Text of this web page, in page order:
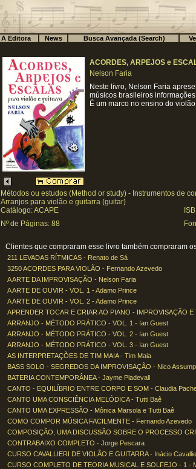
A Editora News Busca Avançada (Search)
ACORDES, ARPEJOS e
Nelson Faria
Neste livro, Nelson Faria
músicos brasileiros
É um marco no ensino do
Métodos ou estudos (Method or study) - Instrumentos de
Arranjos para violão e guitarra (guitar)
Catálogo: ACAPE
Nº de Páginas: 88
Clientes que compraram esse livro também compraram
211 LEVADAS RÍTMICAS - Renato de Sá
3250 ACORDES PARA VIOLÃO - Fernando Azevedo
A ARTE DA IMPROVISAÇÃO - Nelson Faria
A ARTE DE OUVIR - VOL. 1 - Adamo Prince
A ARTE DE OUVIR - VOL. 2 - Adamo Prince
APRENDER TOCAR E CRIAR AO PIANO - IMPROVISAÇÃO E
ARRANJO - MÉTODO PRÁTICO - VOL. 1 - Ian Guest
ARRANJO - MÉTODO PRÁTICO - VOL. 2 - Ian Guest
ARRANJO - MÉTODO PRÁTICO - VOL. 3 - Ian Guest
AS INTERPRETAÇÕES DE TIM MAIA - Tim Maia
BASS SOLO - SEGREDOS DA IMPROVISAÇÃO - Nico
BATERIA CONTEMPORÂNEA - Jayme Pladevall
CANTO - EQUILÍBRIO ENTRE CORPO E SOM - Claudia
CANTO UMA CONSCIÊNCIA MELÓDICA - Tutti Baê
CANTO UMA EXPRESSÃO - Mônica Marsola e Tutti Baê
COMO COMPOR MÚSICA FACILMENTE - Fernando Azevedo
COMPOSIÇÃO, UMA DISCUSSÃO SOBRE O PROCESSO
CONTRABAIXO COMPLETO - Jorge Pescara
CURSO CAVALLIERI DE VIOLÃO E GUITARRA - Inácio
CURSO COMPLETO DE TEORIA MUSICAL E SOLFEJO - 1 -